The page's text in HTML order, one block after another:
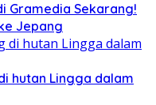
Gramedia Sekarang!
Jepang
hutan Lingga dalam